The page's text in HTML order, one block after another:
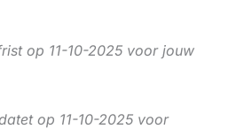
op 11-10-2025 voor jouw
op 11-10-2025 voor